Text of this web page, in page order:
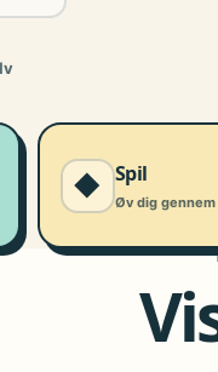
◆ Spil
Øv dig gennem